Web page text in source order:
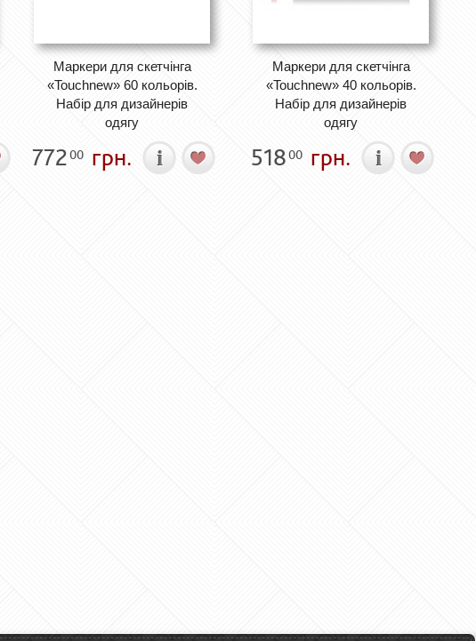
Маркери для скетчінга
«Touchnew» 60 кольорів.
Набір для дизайнерів
одягу
77200 грн.
Маркери для скетчінга
«Touchnew» 40 кольорів.
Набір для дизайнерів
одягу
51800 грн.